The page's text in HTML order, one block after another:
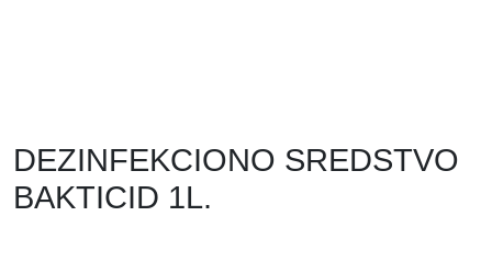
DEZINFEKCIONO SREDSTVO
BAKTICID 1L.